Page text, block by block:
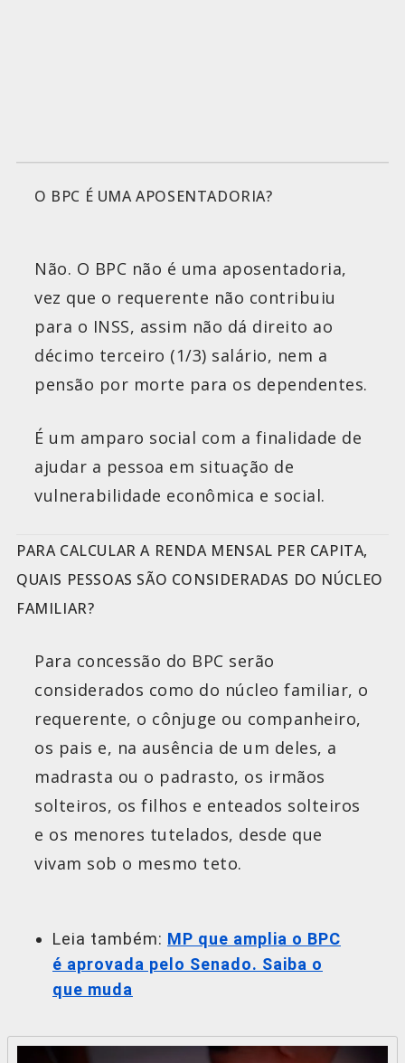
O BPC É UMA APOSENTADORIA?
Não. O BPC não é uma aposentadoria,
vez que o requerente não contribuiu
para o INSS, assim não dá direito ao
décimo terceiro (1/3) salário, nem a
pensão por morte para os dependentes.
É um amparo social com a finalidade de
ajudar a pessoa em situação de
vulnerabilidade econômica e social.
PARA CALCULAR A RENDA MENSAL PER CAPITA,
QUAIS PESSOAS SÃO CONSIDERADAS DO NÚCLEO
FAMILIAR?
Para concessão do BPC serão
considerados como do núcleo familiar, o
requerente, o cônjuge ou companheiro,
os pais e, na ausência de um deles, a
madrasta ou o padrasto, os irmãos
solteiros, os filhos e enteados solteiros
e os menores tutelados, desde que
vivam sob o mesmo teto.
Leia também: MP que amplia o BPC
é aprovada pelo Senado. Saiba o
que muda